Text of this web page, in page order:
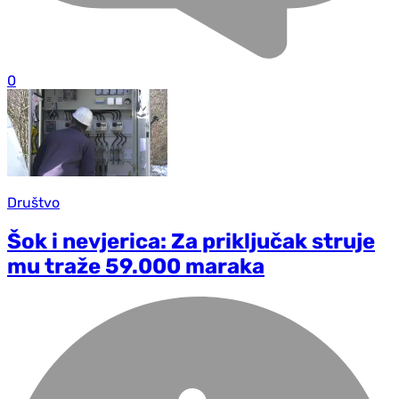
0
Društvo
Šok i nevjerica: Za priključak struje
mu traže 59.000 maraka